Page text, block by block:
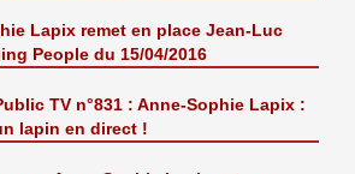
Lapix remet en place Jean-Luc
People du 15/04/2016
TV n°831 : Anne-Sophie Lapix :
lapin en direct !